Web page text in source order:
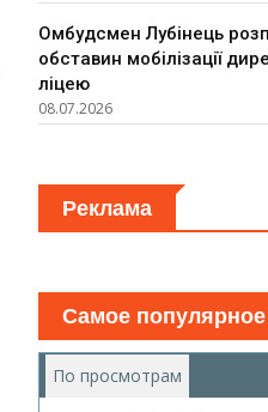
Омбудсмен Лубінець
обставин мобілізації
ліцею
08.07.2026
Реклама
Самое популярное
По просмотрам